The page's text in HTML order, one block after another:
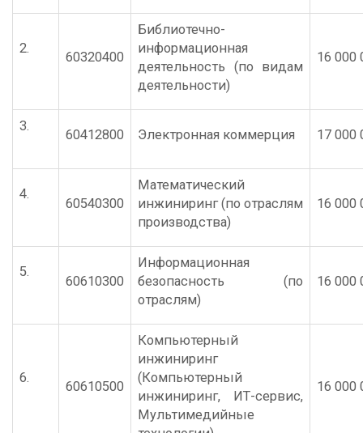
2.
60320400
Библиотечно-
информационная
деятельность (по видам
деятельности)
16 000
3.
60412800 Электронная коммерция 17 000
4.
60540300
Математический
инжиниринг (по отраслям
производства)
16 000
5.
60610300
Информационная
безопасность (по
отраслям)
16 000
6.
60610500
Компьютерный
инжиниринг
(Компьютерный
инжиниринг, ИТ-сервис,
Мультимедийные
16 000